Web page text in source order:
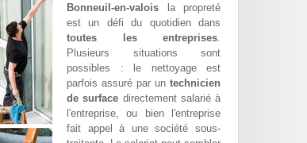
Bonneuil-en-valois la propreté
est un défi du quotidien dans
toutes les entreprises.
Plusieurs situations sont
possibles : le nettoyage est
parfois assuré par un technicien
de surface directement salarié à
l'entreprise, ou bien l'entreprise
fait appel à une société sous-